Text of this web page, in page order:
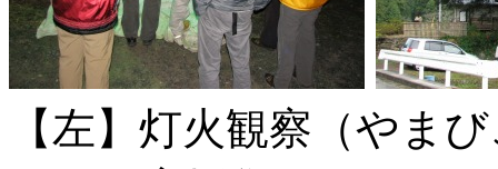
【左】灯火観察（や